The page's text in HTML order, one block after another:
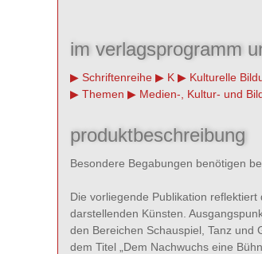
im verlagsprogramm
Schriftenreihe K
Kulturelle
Themen
Medien-, Kultur- und
produktbeschreibung
Besondere Begabungen benötigen
Die vorliegende Publikation
darstellenden Künsten.
den Bereichen Schauspiel, Tanz
dem Titel „Dem Nachwuchs eine